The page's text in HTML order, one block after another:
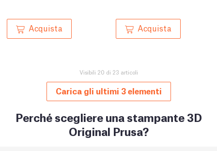
Acquista Acquista
Visibili 20 di 23 articoli
Carica gli ultimi 3 elementi
Perché scegliere una stampante 3D
Original Prusa?